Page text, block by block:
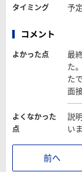
タイミング 予
コメント
よかった点
最
た
た
面
よくなかった
点
説
い
前へ